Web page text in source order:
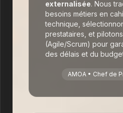
externalisée. Nous
besoins métiers en
technique,
prestataires, et
(Agile/Scrum) pour
des délais et du
AMOA • Chef de